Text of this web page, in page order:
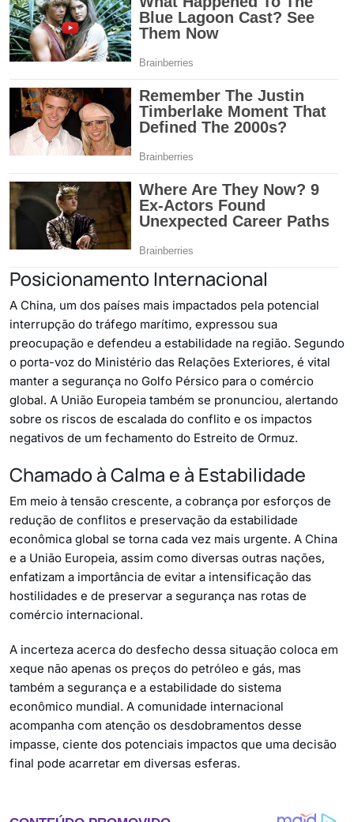
Posicionamento Internacional
A China, um dos países mais impactados pela potencial
interrupção do tráfego marítimo, expressou sua
preocupação e defendeu a estabilidade na região. Segundo
o porta-voz do Ministério das Relações Exteriores, é vital
manter a segurança no Golfo Pérsico para o comércio
global. A União Europeia também se pronunciou, alertando
sobre os riscos de escalada do conflito e os impactos
negativos de um fechamento do Estreito de Ormuz.
Chamado à Calma e à Estabilidade
Em meio à tensão crescente, a cobrança por esforços de
redução de conflitos e preservação da estabilidade
econômica global se torna cada vez mais urgente. A China
e a União Europeia, assim como diversas outras nações,
enfatizam a importância de evitar a intensificação das
hostilidades e de preservar a segurança nas rotas de
comércio internacional.
A incerteza acerca do desfecho dessa situação coloca em
xeque não apenas os preços do petróleo e gás, mas
também a segurança e a estabilidade do sistema
econômico mundial. A comunidade internacional
acompanha com atenção os desdobramentos desse
impasse, ciente dos potenciais impactos que uma decisão
final pode acarretar em diversas esferas.